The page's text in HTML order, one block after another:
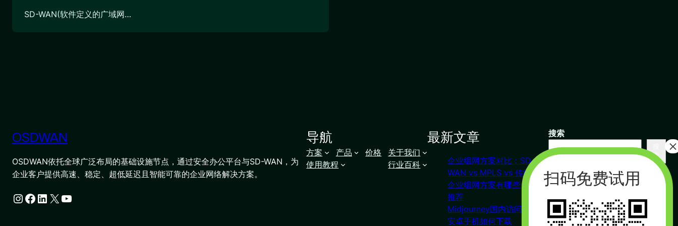
SD-WAN(软件定义的广域网…
OSDWAN
OSDWAN依托全球广泛布局的基础设施节点，通过安全办公平台与SD-WAN，为
企业客户提供高速、稳定、超低延迟且智能可靠的企业网络解决方案。
Instagram Facebook LinkedIn X YouTube
导航
方案 产品 价格
关于我们
使用教程
行业百科
最新文章
企业组网方案对比：SD-
WAN vs MPLS vs 传统VPN
企业组网方案有哪些？对比
推荐
Midjourney国内访问教程
安卓手机如何下载
搜索
索
联系我们
杭州（总部） 北京 长沙
广州
合作：17357178761（微信同